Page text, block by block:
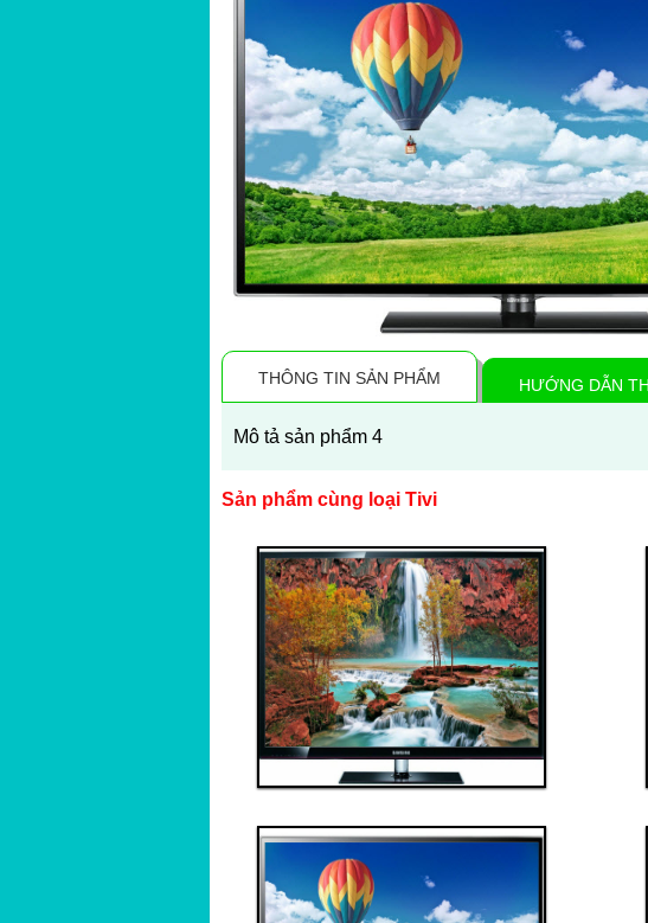
THÔNG TIN SẢN PHẨM HƯỚNG DẪN
Mô tả sản phẩm 4
Sản phẩm cùng loại Tivi
Tivi 1
Giá: 50,000,000 VND
Xem chi tiết
Đặt hàng
Thanh toán ngay
Thanh toán ngay